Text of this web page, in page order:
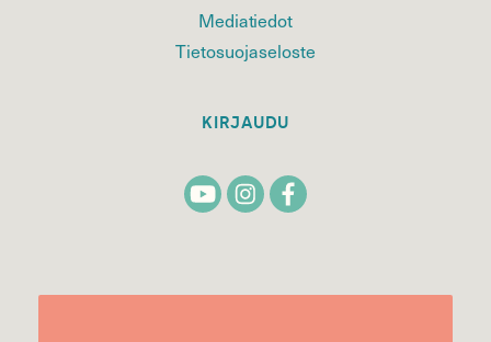
Mediatiedot
Tietosuojaseloste
KIRJAUDU